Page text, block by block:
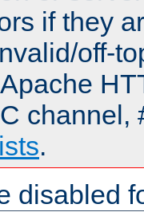
if they
off-
channel,
.
disabled